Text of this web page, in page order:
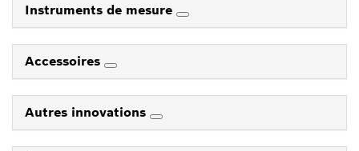
Instruments de mesure
Accessoires
Autres innovations